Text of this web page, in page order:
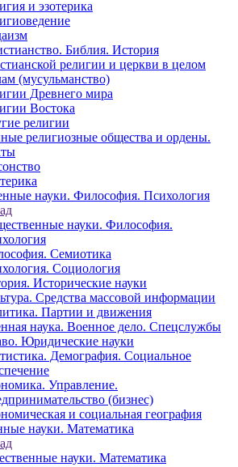
и эзотерика
Библия. История
религии и церкви в целом
(мусульманство)
Древнего мира
Востока
религии
религиозные общества и ордены.
науки. Философия. Психология
науки. Философия.
Семиотика
Социология
Исторические науки
Средства массовой информации
Партии и движения
наука. Военное дело. Спецслужбы
Юридические науки
Демография. Социальное
Управление.
(бизнес)
и социальная география
науки. Математика
науки. Математика